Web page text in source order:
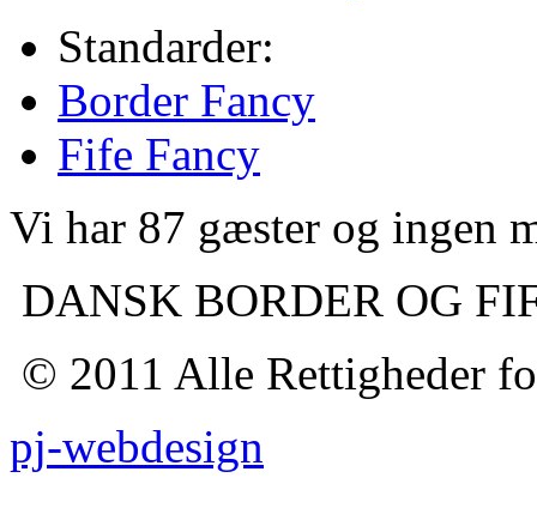
Standarder:
Border Fancy
Fife Fancy
Vi har 87 gæster og ingen
DANSK BORDER OG
© 2011 Alle Rettigheder
pj-webdesign